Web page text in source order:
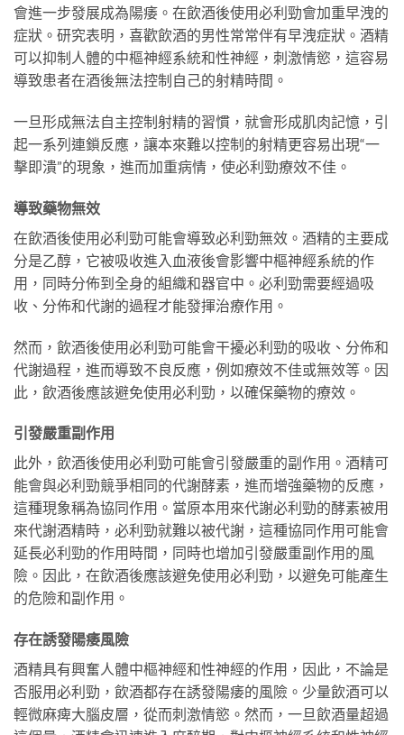
會進一步發展成為陽痿。在飲酒後使用必利勁會加重早洩的
症狀。研究表明，喜歡飲酒的男性常常伴有早洩症狀。酒精
可以抑制人體的中樞神經系統和性神經，刺激情慾，這容易
導致患者在酒後無法控制自己的射精時間。
一旦形成無法自主控制射精的習慣，就會形成肌肉記憶，引
起一系列連鎖反應，讓本來難以控制的射精更容易出現“一
擊即潰”的現象，進而加重病情，使必利勁療效不佳。
導致藥物無效
在飲酒後使用必利勁可能會導致必利勁無效。酒精的主要成
分是乙醇，它被吸收進入血液後會影響中樞神經系統的作
用，同時分佈到全身的組織和器官中。必利勁需要經過吸
收、分佈和代謝的過程才能發揮治療作用。
然而，飲酒後使用必利勁可能會干擾必利勁的吸收、分佈和
代謝過程，進而導致不良反應，例如療效不佳或無效等。因
此，飲酒後應該避免使用必利勁，以確保藥物的療效。
引發嚴重副作用
此外，飲酒後使用必利勁可能會引發嚴重的副作用。酒精可
能會與必利勁競爭相同的代謝酵素，進而增強藥物的反應，
這種現象稱為協同作用。當原本用來代謝必利勁的酵素被用
來代謝酒精時，必利勁就難以被代謝，這種協同作用可能會
延長必利勁的作用時間，同時也增加引發嚴重副作用的風
險。因此，在飲酒後應該避免使用必利勁，以避免可能產生
的危險和副作用。
存在誘發陽痿風險
酒精具有興奮人體中樞神經和性神經的作用，因此，不論是
否服用必利勁，飲酒都存在誘發陽痿的風險。少量飲酒可以
輕微麻痺大腦皮層，從而刺激情慾。然而，一旦飲酒量超過